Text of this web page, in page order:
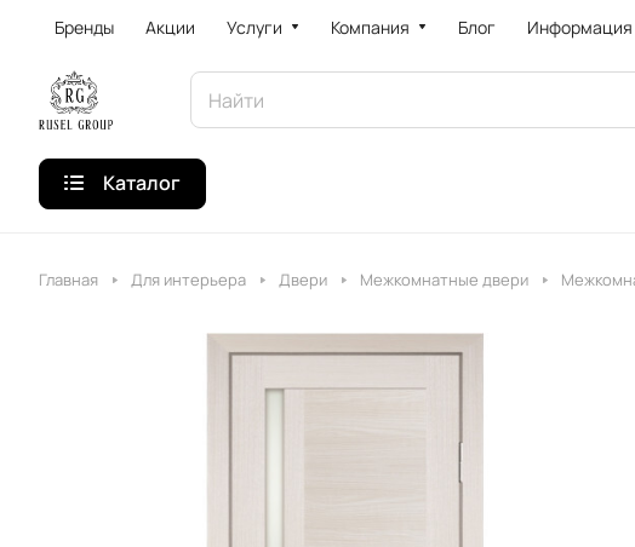
Бренды Акции Услуги Компания Блог Информация
Каталог
Главная Для интерьера Двери Межкомнатные двери